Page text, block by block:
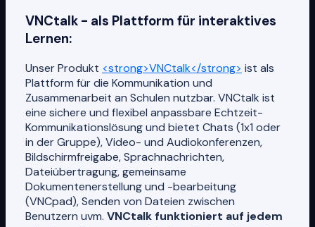
VNCtalk - als Plattform für interaktives
Lernen:
Unser Produkt <strong>VNCtalk</strong> ist als
Plattform für die Kommunikation und
Zusammenarbeit an Schulen nutzbar. VNCtalk ist
eine sichere und flexibel anpassbare Echtzeit-
Kommunikationslösung und bietet Chats (1x1 oder
in der Gruppe), Video- und Audiokonferenzen,
Bildschirmfreigabe, Sprachnachrichten,
Dateiübertragung, gemeinsame
Dokumentenerstellung und -bearbeitung
(VNCpad), Senden von Dateien zwischen
Benutzern uvm. VNCtalk funktioniert auf jedem